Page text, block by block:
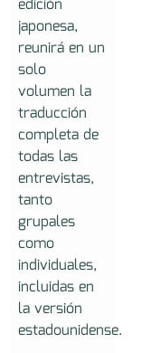
edición
japonesa,
reunirá en un
solo
volumen la
traducción
completa de
todas las
entrevistas,
tanto
grupales
como
individuales,
incluidas en
la versión
estadounidense.